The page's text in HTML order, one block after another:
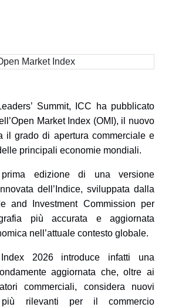
Summit, ICC ha pubblicato
Market Index (OMI), il nuovo
il grado di apertura commerciale e
principali economie mondiali.
edizione di una versione
dell’Indice, sviluppata dalla
and Investment Commission per
più accurata e aggiornata
nell’attuale contesto globale.
Index 2026 introduce infatti una
aggiornata che, oltre ai
commerciali, considera nuovi
rilevanti per il commercio